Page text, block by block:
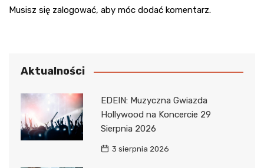
Musisz się zalogować, aby móc dodać komentarz.
Aktualności
EDEIN: Muzyczna Gwiazda
Hollywood na Koncercie 29
Sierpnia 2026
3 sierpnia 2026